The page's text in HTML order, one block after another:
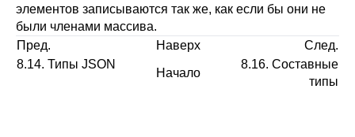
элементов записываются так же, как если бы они не
были членами массива.
Пред.
Наверх
След.
8.14. Типы JSON
Начало
8.16. Составные
типы